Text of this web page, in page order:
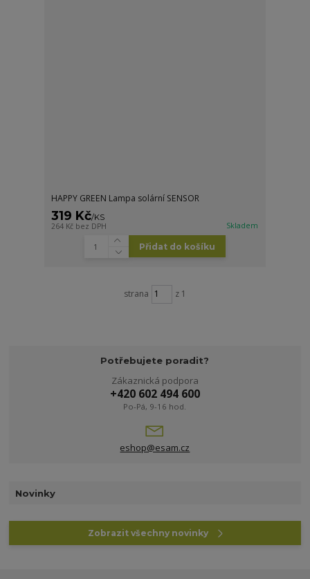
HAPPY GREEN Lampa solární SENSOR
319 Kč/KS
264 Kč bez DPH Skladem
Přidat do košíku
strana z 1
Potřebujete poradit?
Zákaznická podpora
+420 602 494 600
Po-Pá, 9-16 hod.
eshop@esam.cz
Novinky
Zobrazit všechny novinky